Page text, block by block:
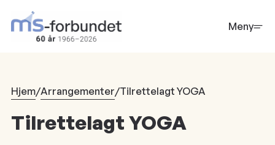
hovedinnhold
Meny
Hjem/Arrangementer/Tilrettelagt YOGA
Tilrettelagt YOGA